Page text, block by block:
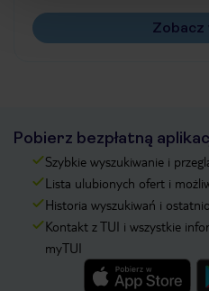
Zobacz
Pobierz bezpłatną
Szybkie wyszukiwanie i
Lista ulubionych ofert i
Historia wyszukiwań i
Kontakt z TUI i wszystkie
myTUI